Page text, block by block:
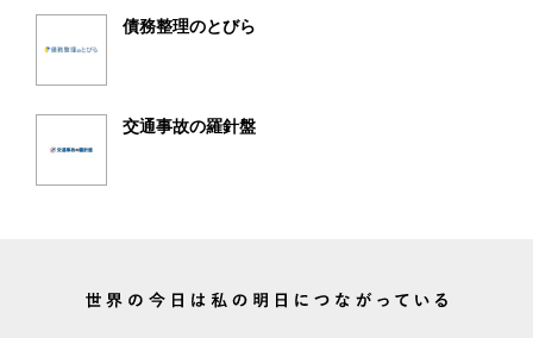
債務整理のとびら
交通事故の羅針盤